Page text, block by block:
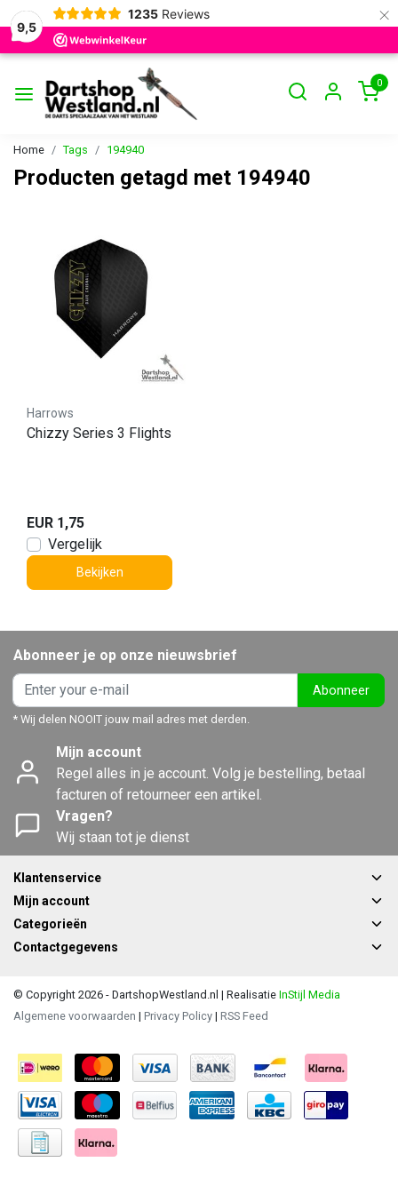
9,5
1235 Reviews ×
0
Home Tags 194940
Producten getagd met 194940
Harrows
Chizzy Series 3 Flights
EUR 1,75
Vergelijk
Bekijken
Abonneer je op onze nieuwsbrief
Abonneer
* Wij delen NOOIT jouw mail adres met derden.
Mijn account
Regel alles in je account. Volg je bestelling, betaal
facturen of retourneer een artikel.
Vragen?
Wij staan tot je dienst
Klantenservice
Mijn account
Categorieën
Contactgegevens
© Copyright 2026 - DartshopWestland.nl | Realisatie InStijl Media
Algemene voorwaarden | Privacy Policy | RSS Feed